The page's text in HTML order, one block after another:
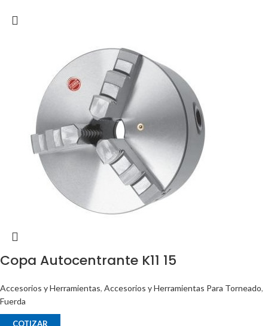
Copa Autocentrante K11 15
Accesorios y Herramientas, Accesorios y Herramientas Para Torneado,
Fuerda
COTIZAR